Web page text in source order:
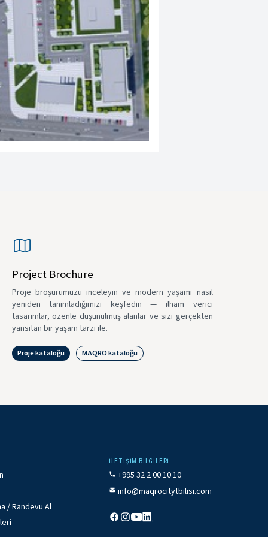
Project Brochure
Proje broşürümüzü inceleyin ve modern yaşamı nasıl
yeniden tanımladığımızı keşfedin — ilham verici
tasarımlar, özenle düşünülmüş alanlar ve sizi gerçekten
yansıtan bir yaşam tarzı ile.
Proje kataloğu MAQRO kataloğu
/ Randevu Al
İLETIŞIM BILGILERI
+995 32 2 00 10 10
info@maqrocitytbilisi.com